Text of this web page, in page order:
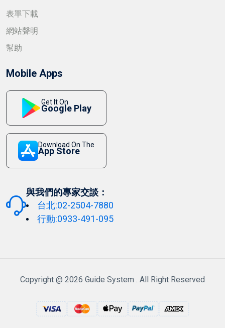
表單下載
網站聲明
幫助
Mobile Apps
Get It On
Google Play
Download On The
App Store
與我們的專家交談：
台北:02-2504-7880
行動:0933-491-095
Copyright @ 2026 Guide System . All Right Reserved